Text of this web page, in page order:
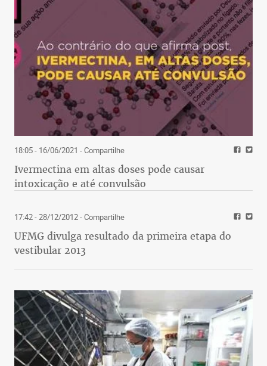
18:05 - 16/06/2021 - Compartilhe
Ivermectina em altas doses pode causar
intoxicação e até convulsão
17:42 - 28/12/2012- Compartilhe
UFMG divulga resultado da primeira etapa do
vestibular 2013